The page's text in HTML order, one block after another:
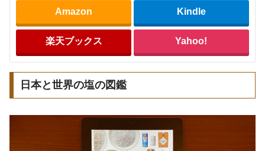
Amazon Kindle
楽天ブックス Yahoo!
日本と世界の塩の図鑑